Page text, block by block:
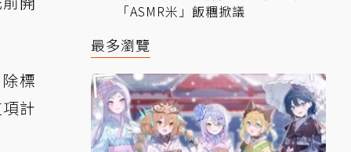
標
計
「ASMR米」飯糰掀議
最多瀏覽